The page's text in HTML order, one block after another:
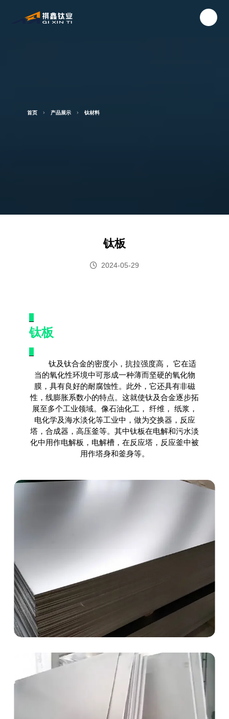
首页 产品展示 钛材料
钛板
2024-05-29
钛板
钛及钛合金的密度小，抗拉强度高， 它在适
当的氧化性环境中可形成一种薄而坚硬的氧化物
膜，具有良好的耐腐蚀性。此外，它还具有非磁
性，线膨胀系数小的特点。这就使钛及合金逐步拓
展至多个工业领域。像石油化工， 纤维， 纸浆，
电化学及海水淡化等工业中，做为交换器，反应
塔，合成器，高压釜等。其中钛板在电解和污水淡
化中用作电解板，电解槽，在反应塔，反应釜中被
用作塔身和釜身等。